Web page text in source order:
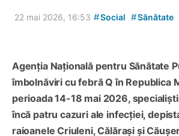
22 mai 2026, 16:53 #Social #Sănătate
Agenția Națională pentru Sănătate
îmbolnăviri cu febră Q în Republica
perioada 14-18 mai 2026,
încă patru cazuri ale infecției,
raioanele Criuleni, Călărași și